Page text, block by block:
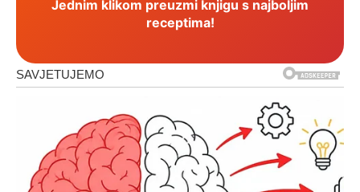
Jednim klikom preuzmi knjigu s najboljim
receptima!